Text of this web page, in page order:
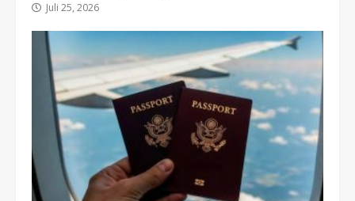
Juli 25, 2026